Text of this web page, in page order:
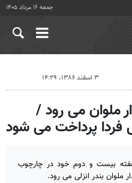
جمعه ۱۶ مرداد ۱۴۰۵
۳ اسفند ۱۳۸۶، ۱۴:۲۹
ملوان می رود /
فردا پرداخت می شود
بیست و دوم خود در چارچوب
ملوان بندر انزلی می رود.